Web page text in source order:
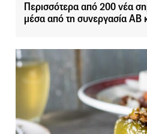
Περισσότερα από 200 νέα
μέσα από τη συνεργασία ΑΒ